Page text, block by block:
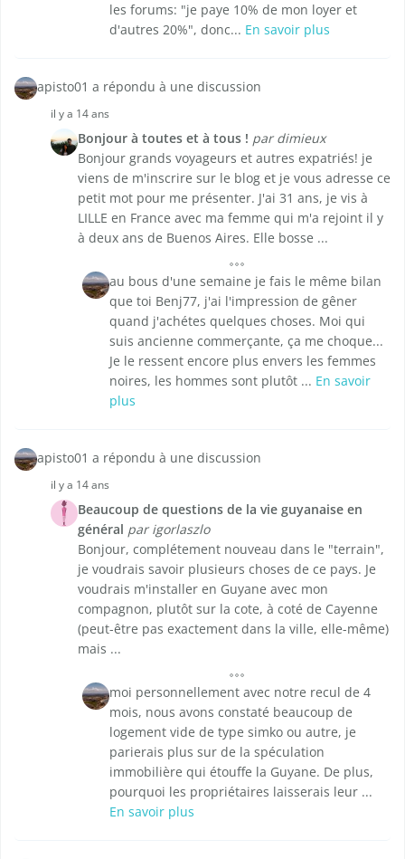
les forums: "je paye 10% de mon loyer et
d'autres 20%", donc... En savoir plus
apisto01 a répondu à une discussion
il y a 14 ans
Bonjour à toutes et à tous ! par dimieux
Bonjour grands voyageurs et autres expatriés! je
viens de m'inscrire sur le blog et je vous adresse ce
petit mot pour me présenter. J'ai 31 ans, je vis à
LILLE en France avec ma femme qui m'a rejoint il y
à deux ans de Buenos Aires. Elle bosse ...
au bous d'une semaine je fais le même bilan
que toi Benj77, j'ai l'impression de gêner
quand j'achétes quelques choses. Moi qui
suis ancienne commerçante, ça me choque...
Je le ressent encore plus envers les femmes
noires, les hommes sont plutôt ... En savoir
plus
apisto01 a répondu à une discussion
il y a 14 ans
Beaucoup de questions de la vie guyanaise en
général par igorlaszlo
Bonjour, complétement nouveau dans le "terrain",
je voudrais savoir plusieurs choses de ce pays. Je
voudrais m'installer en Guyane avec mon
compagnon, plutôt sur la cote, à coté de Cayenne
(peut-être pas exactement dans la ville, elle-même)
mais ...
moi personnellement avec notre recul de 4
mois, nous avons constaté beaucoup de
logement vide de type simko ou autre, je
parierais plus sur de la spéculation
immobilière qui étouffe la Guyane. De plus,
pourquoi les propriétaires laisserais leur ...
En savoir plus